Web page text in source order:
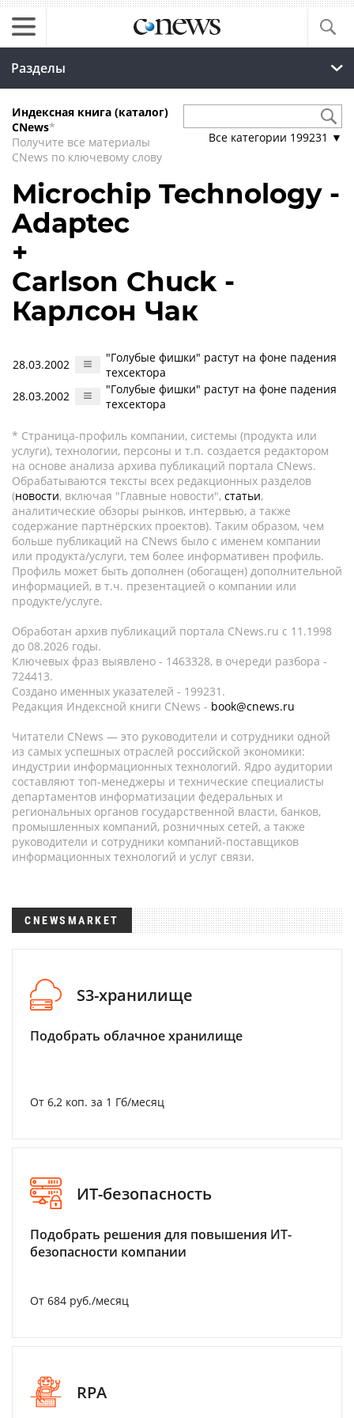
Разделы
Индексная книга (каталог)
CNews*
Получите все материалы
CNews по ключевому слову
Все категории 199231 ▼
Microchip Technology -
Adaptec
+
Carlson Chuck -
Карлсон Чак
28.03.2002
"Голубые фишки" растут на фоне падения
техсектора
28.03.2002
"Голубые фишки" растут на фоне падения
техсектора
* Страница-профиль компании, системы (продукта или
услуги), технологии, персоны и т.п. создается редактором
на основе анализа архива публикаций портала CNews.
Обрабатываются тексты всех редакционных разделов
(новости, включая "Главные новости", статьи,
аналитические обзоры рынков, интервью, а также
содержание партнёрских проектов). Таким образом, чем
больше публикаций на CNews было с именем компании
или продукта/услуги, тем более информативен профиль.
Профиль может быть дополнен (обогащен) дополнительной
информацией, в т.ч. презентацией о компании или
продукте/услуге.
Обработан архив публикаций портала CNews.ru c 11.1998
до 08.2026 годы.
Ключевых фраз выявлено - 1463328, в очереди разбора -
724413.
Создано именных указателей - 199231.
Редакция Индексной книги CNews - book@cnews.ru
Читатели CNews — это руководители и сотрудники одной
из самых успешных отраслей российской экономики:
индустрии информационных технологий. Ядро аудитории
составляют топ-менеджеры и технические специалисты
департаментов информатизации федеральных и
региональных органов государственной власти, банков,
промышленных компаний, розничных сетей, а также
руководители и сотрудники компаний-поставщиков
информационных технологий и услуг связи.
CNEWSMARKET
S3-хранилище
Подобрать облачное хранилище
От 6,2 коп. за 1 Гб/месяц
ИТ-безопасность
Подобрать решения для повышения ИТ-
безопасности компании
От 684 руб./месяц
RPA